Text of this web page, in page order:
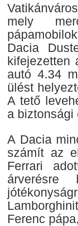
mely
Dacia
kifejezetten
autó 4.34
ülést
A tető
a biztonsági
A Dacia
számít az
Ferrari
Ferenc